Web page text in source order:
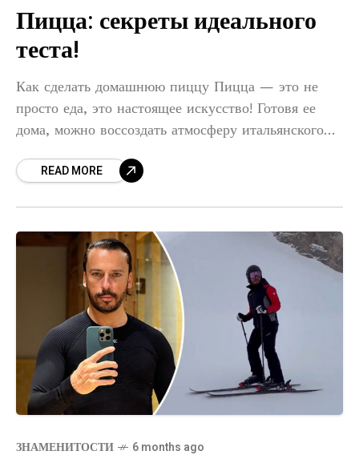
Пицца: секреты идеального
теста!
Как сделать домашнюю пиццу Пицца — это не
просто еда, это настоящее искусство! Готовя ее
дома, можно воссоздать атмосферу итальянского
мы поделимся
READ MORE
ЗНАМЕНИТОСТИ 6 months ago